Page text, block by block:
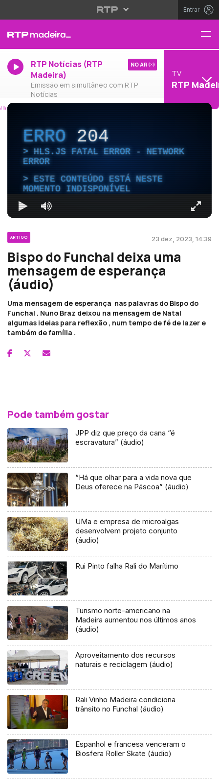
Entrar
RTP Notícias (RTP
Madeira)
Emissão em simultâneo com RTP
Notícias
NO AR
TV
RTP
ERRO204
HLS.JS FATAL ERROR - NETWORK
ERROR
ESTE CONTEÚDO ESTÁ NESTE
MOMENTO INDISPONÍVEL
ARTIGO 23 dez, 2023, 14:39
Bispo do Funchal deixa uma
mensagem de esperança
(áudio)
Uma mensagem de esperança nas palavras do Bispo do
Funchal . Nuno Braz deixou na mensagem de Natal
algumas ideias para reflexão , num tempo de fé de lazer e
também de família .
Pode também gostar
JPP diz que preço da cana “é
escravatura” (áudio)
“Há que olhar para a vida nova que
Deus oferece na Páscoa” (áudio)
UMa e empresa de microalgas
desenvolvem projeto conjunto
(áudio)
Rui Pinto falha Rali do Marítimo
Turismo norte-americano na
Madeira aumentou nos últimos anos
(áudio)
Aproveitamento dos recursos
naturais e reciclagem (áudio)
Rali Vinho Madeira condiciona
trânsito no Funchal (áudio)
Espanhol e francesa venceram o
Biosfera Roller Skate (áudio)